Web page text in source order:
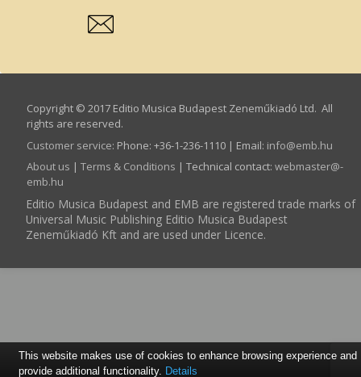
Copyright © 2017 Editio Musica Budapest Zeneműkiadó Ltd. All
rights are reserved.
Customer service: Phone: +36-1-236-1110 | Email: info­@­emb.hu
About us | Terms & Conditions | Technical contact: webmaster­@­
emb.hu
Editio Musica Budapest and EMB are registered trade marks of
Universal Music Publishing Editio Musica Budapest
Zeneműkiadó Kft and are used under Licence.
This website makes use of cookies to enhance browsing experience and
provide additional functionality. Details